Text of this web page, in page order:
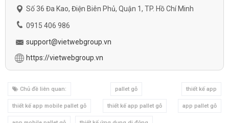
Số 36 Đa Kao, Điện Biên Phủ, Quận 1, TP. Hồ Chí Minh
0915 406 986
support@vietwebgroup.vn
https://vietwebgroup.vn
Chủ đề liên quan: pallet gỗ thiết kế app
thiết kế app mobile pallet gỗ thiết kế app pallet gỗ app pallet gỗ